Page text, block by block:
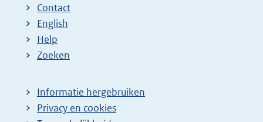
Contact
English
Help
Zoeken
Informatie hergebruiken
Privacy en cookies